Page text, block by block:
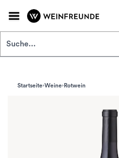
Startseite Weine Rotwein